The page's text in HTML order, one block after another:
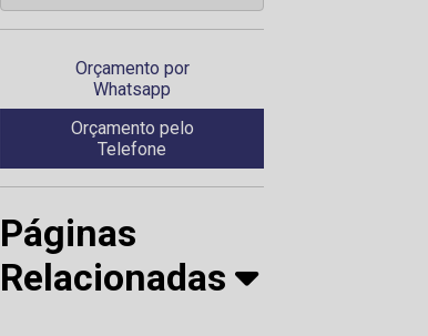
Orçamento por
Whatsapp
Orçamento pelo
Telefone
Páginas
Relacionadas